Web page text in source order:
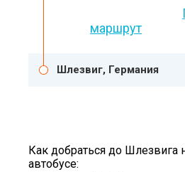
маршрут
Шлезвиг, Германия
Как добраться до Шлезвига
автобусе: